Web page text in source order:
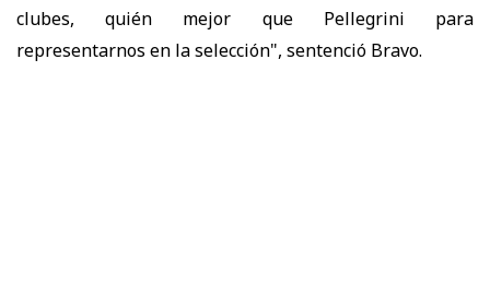
clubes, quién mejor que Pellegrini para
representarnos en la selección", sentenció Bravo.